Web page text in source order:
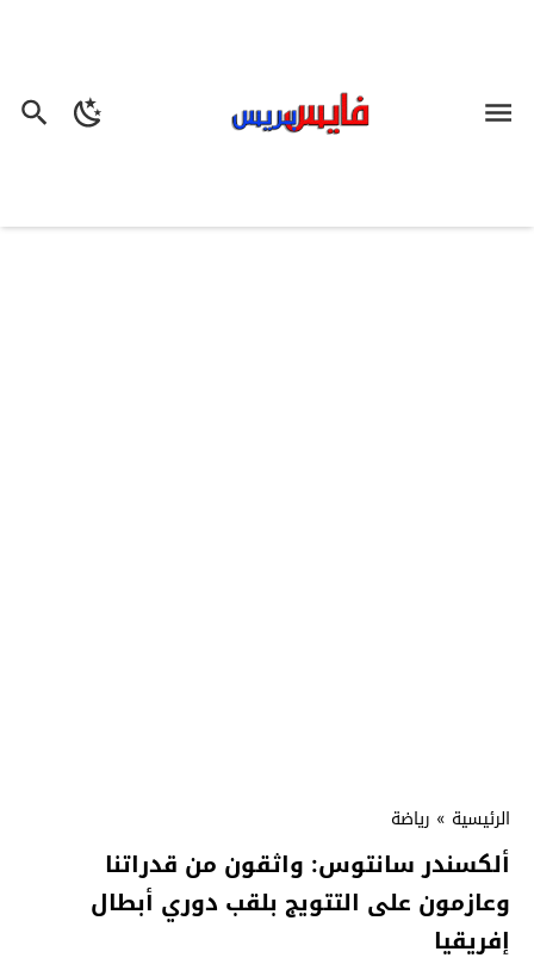
الرئيسية » رياضة
ألكسندر سانتوس: واثقون من قدراتنا
وعازمون على التتويج بلقب دوري أبطال
إفريقيا